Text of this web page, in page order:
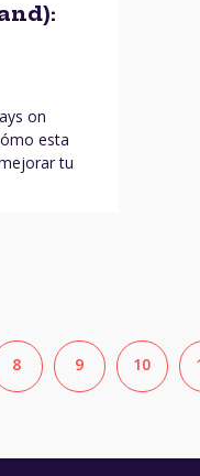
on
esta
tu
8 9 10